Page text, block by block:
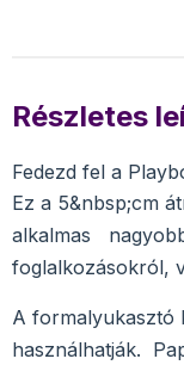
Részletes
Fedezd fel a
Ez a 5&nbsp;cm
alkalmas
foglalkozásokról,
A formalyukasztó
használhatják.